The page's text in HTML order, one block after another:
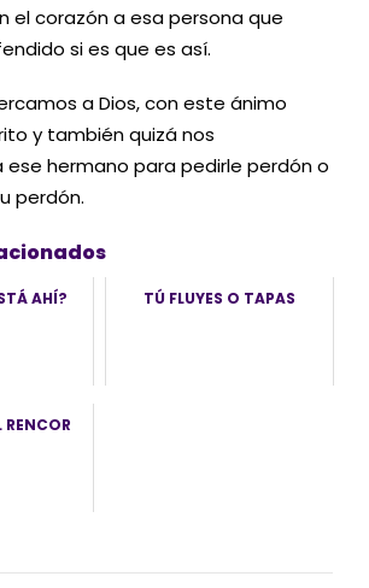
el corazón a esa persona que
si es que es así.
a Dios, con este ánimo
y también quizá nos
hermano para pedirle perdón o
perdón.
AHÍ? TÚ FLUYES O TAPAS
RENCOR